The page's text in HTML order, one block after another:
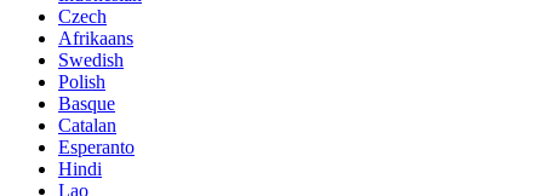
Czech
Afrikaans
Swedish
Polish
Basque
Catalan
Esperanto
Hindi
Lao